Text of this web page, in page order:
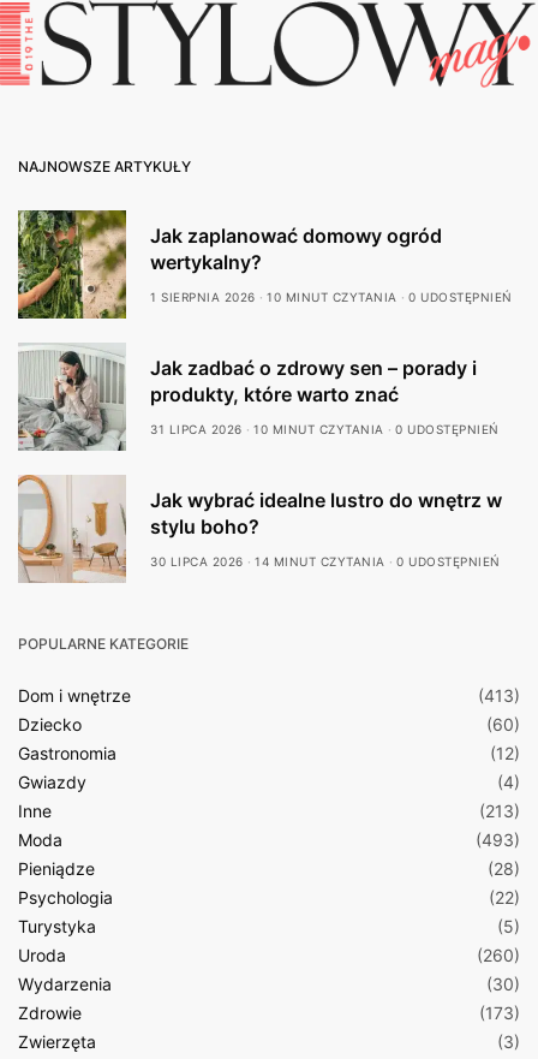
NAJNOWSZE ARTYKUŁY
Jak zaplanować domowy ogród
wertykalny?
1 SIERPNIA 2026 10 MINUT CZYTANIA 0 UDOSTĘPNIEŃ
Jak zadbać o zdrowy sen – porady i
produkty, które warto znać
31 LIPCA 2026 10 MINUT CZYTANIA 0 UDOSTĘPNIEŃ
Jak wybrać idealne lustro do wnętrz w
stylu boho?
30 LIPCA 2026 14 MINUT CZYTANIA 0 UDOSTĘPNIEŃ
POPULARNE KATEGORIE
Dom i wnętrze
(413)
Dziecko
(60)
Gastronomia
(12)
Gwiazdy
(4)
Inne
(213)
Moda
(493)
Pieniądze
(28)
Psychologia
(22)
Turystyka
(5)
Uroda
(260)
Wydarzenia
(30)
Zdrowie
(173)
Zwierzęta
(3)